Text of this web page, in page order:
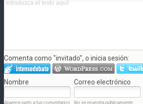
Comenta como "invitado", o inicia sesión:
Nombre Correo electrónico
Aparece junto a tus comentarios. No se muestra públicamente.